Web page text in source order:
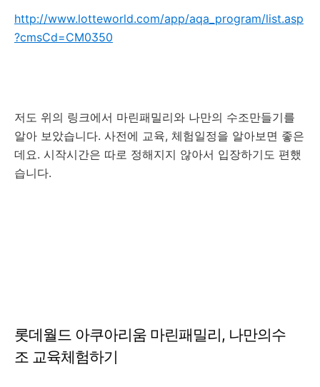
http://www.lotteworld.com/app/aqa_program/list.asp
?cmsCd=CM0350
저도 위의 링크에서 마린패밀리와 나만의 수조만들기를
알아 보았습니다. 사전에 교육, 체험일정을 알아보면 좋은
데요. 시작시간은 따로 정해지지 않아서 입장하기도 편했
습니다.
롯데월드 아쿠아리움 마린패밀리, 나만의수
조 교육체험하기